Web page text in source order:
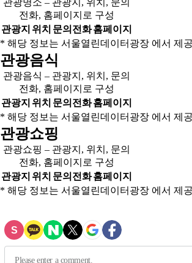
관광명소 – 관광지, 위치, 문의
전화, 홈페이지로 구성
관광지 위치 문의전화홈페이지
* 해당 정보는 서울열린데이터광장 에서 제
관광음식
관광음식 – 관광지, 위치, 문의
전화, 홈페이지로 구성
관광지 위치 문의전화홈페이지
* 해당 정보는 서울열린데이터광장 에서 제
관광쇼핑
관광쇼핑 – 관광지, 위치, 문의
전화, 홈페이지로 구성
관광지 위치 문의전화홈페이지
* 해당 정보는 서울열린데이터광장 에서 제